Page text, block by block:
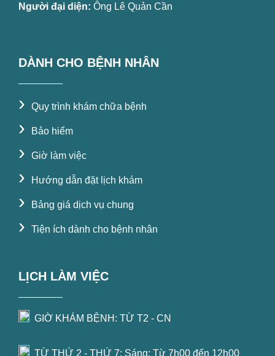
Người đại diện: Ông Lê Quản Cần
DÀNH CHO BỆNH NHÂN
› Quy trình khám chữa bệnh
› Bảo hiểm
› Giờ làm việc
› Hướng dẫn đặt lịch khám
› Bảng giá dịch vụ chung
› Tiện ích dành cho bệnh nhân
LỊCH LÀM VIỆC
GIỜ KHÁM BỆNH: TỪ T2 - CN
TỪ THỨ 2 - THỨ 7: Sáng: Từ 7h00 đến 12h00